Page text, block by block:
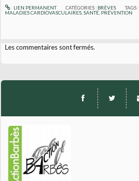
LIEN PERMANENT CATÉGORIES : BRÈVES TAGS :
MALADIES CARDIOVASCULAIRES ,SANTÉ PRÉVENTION
Les commentaires sont fermés.